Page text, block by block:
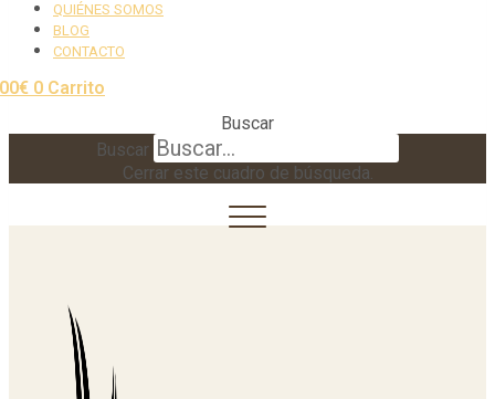
QUIÉNES SOMOS
BLOG
CONTACTO
€ 0 Carrito
Buscar
Buscar
Cerrar este cuadro de búsqueda.